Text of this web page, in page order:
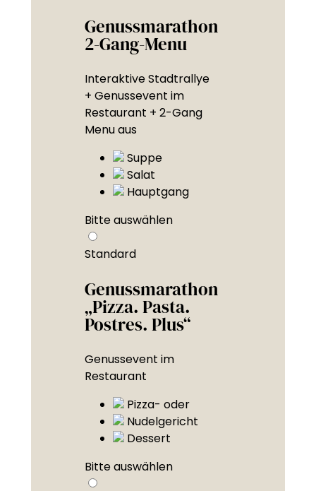
Genussmarathon
2-Gang-Menu
Interaktive Stadtrallye
+ Genussevent im
Restaurant + 2-Gang
Menu aus
Suppe
Salat
Hauptgang
Bitte auswählen
Standard
Genussmarathon
„Pizza. Pasta.
Postres. Plus“
Genussevent im
Restaurant
Pizza- oder
Nudelgericht
Dessert
Bitte auswählen